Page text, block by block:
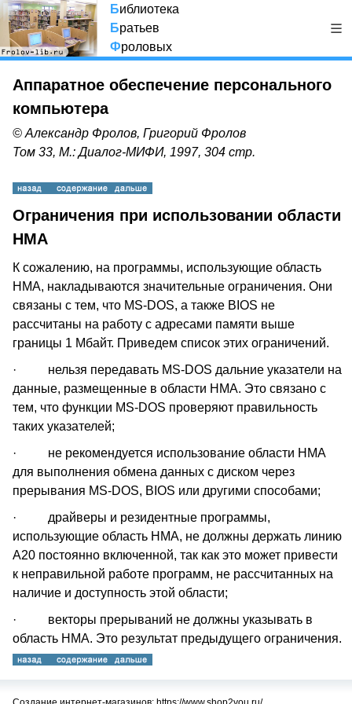
Библиотека
Братьев
Фроловых
Аппаратное обеспечение персонального
компьютера
© Александр Фролов, Григорий Фролов
Том 33, М.: Диалог-МИФИ, 1997, 304 стр.
Ограничения при использовании области
HMA
К сожалению, на программы, использующие область
HMA, накладываются значительные ограничения. Они
связаны с тем, что MS-DOS, а также BIOS не
рассчитаны на работу с адресами памяти выше
границы 1 Мбайт. Приведем список этих ограничений.
· нельзя передавать MS-DOS дальние указатели на
данные, размещенные в области HMA. Это связано с
тем, что функции MS-DOS проверяют правильность
таких указателей;
· не рекомендуется использование области HMA
для выполнения обмена данных с диском через
прерывания MS-DOS, BIOS или другими способами;
· драйверы и резидентные программы,
использующие область HMA, не должны держать линию
A20 постоянно включенной, так как это может привести
к неправильной работе программ, не рассчитанных на
наличие и доступность этой области;
· векторы прерываний не должны указывать в
область HMA. Это результат предыдущего ограничения.